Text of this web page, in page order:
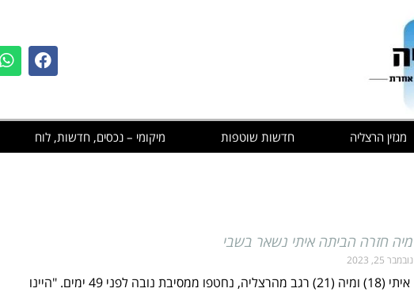
מגזין הרצליה חדשות שוטפות מיקומי – נכסים, חדשות, לוח
מיה חזרה הביתה איתי נשאר בשבי
נובמבר 25, 2023
איתי (18) ומיה (21) רגב מהרצליה, נחטפו ממסיבת נובה לפני 49 ימים. "היינו